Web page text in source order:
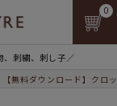
、刺繍、刺し子／
0
【無料ダウンロード】クロ